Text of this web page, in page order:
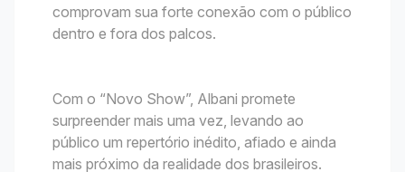
comprovam sua forte conexão com o público
dentro e fora dos palcos.
Com o “Novo Show”, Albani promete
surpreender mais uma vez, levando ao
público um repertório inédito, afiado e ainda
mais próximo da realidade dos brasileiros.